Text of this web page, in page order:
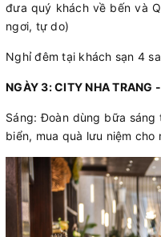
đưa quý khách về bến và
ngơi, tự do)
Nghỉ đêm tại khách sạn 4
NGÀY 3: CITY NHA TRANG
Sáng: Đoàn dùng bữa
biển, mua quà lưu niệm cho